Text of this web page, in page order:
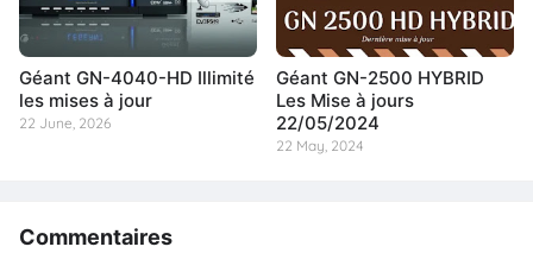
Géant GN-4040-HD Illimité
les mises à jour
22 June, 2026
Géant GN-2500 HYBRID
Les Mise à jours
22/05/2024
22 May, 2024
Commentaires